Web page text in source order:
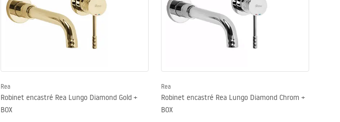
Rea
Robinet encastré Rea Lungo Diamond Gold +
BOX
Rea
Robinet encastré Rea Lungo Diamond Chrom +
BOX